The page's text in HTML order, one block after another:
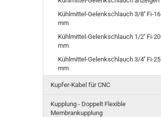
Kühlmittel-Gelenkschlauch 3/8'' Fi-16
mm
Kühlmittel-Gelenkschlauch 1/2'' Fi-20
mm
Kühlmittel-Gelenkschlauch 3/4'' Fi-25
mm
Kupfer-Kabel für CNC
Kupplung - Doppelt Flexible
Membrankupplung